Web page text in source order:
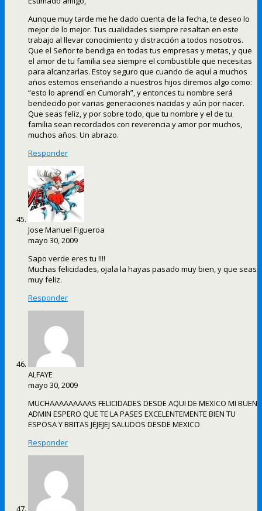
Aunque muy tarde me he dado cuenta de la fecha, te deseo lo
mejor de lo mejor. Tus cualidades siempre resaltan en este
trabajo al llevar conocimiento y distracción a todos nosotros.
Que el Señor te bendiga en todas tus empresas y metas, y que
el amor de tu familia sea siempre el combustible que necesitas
para alcanzarlas. Estoy seguro que cuando de aquí a muchos
años estemos enseñando a nuestros hijos diremos algo como:
“esto lo aprendí en Cumorah”, y entonces tu nombre será
bendecido por varias generaciones nacidas y aún por nacer.
Que seas feliz, y por sobre todo, que tu nombre y el de tu
familia sean recordados con reverencia y amor por muchos,
muchos años. Un abrazo.
Responder
Jose Manuel Figueroa
mayo 30, 2009
Sapo verde eres tu !!!!
Muchas felicidades, ojala la hayas pasado muy bien, y que seas
muy feliz.
Responder
ALFAYE
mayo 30, 2009
MUCHAAAAAAAAAS FELICIDADES DESDE AQUI DE MEXICO MI BUEN
ADMIN ESPERO QUE TE LA PASES EXCELENTEMENTE BIEN TU
ESPOSA Y BBITAS JEJEJEJ SALUDOS DESDE MEXICO
Responder